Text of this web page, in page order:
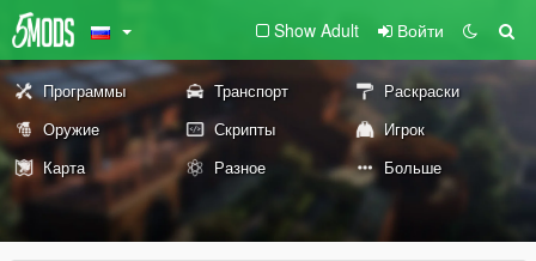
Show Adult Войти
Программы Транспорт
Раскраски
Оружие
Скрипты
Игрок
Карта
Разное Больше